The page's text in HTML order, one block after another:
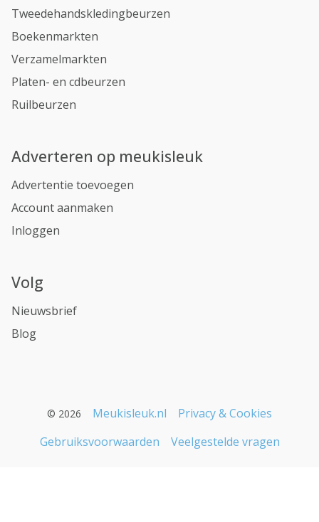
Tweedehandskledingbeurzen
Boekenmarkten
Verzamelmarkten
Platen- en cdbeurzen
Ruilbeurzen
Adverteren op meukisleuk
Advertentie toevoegen
Account aanmaken
Inloggen
Volg
Nieuwsbrief
Blog
© 2026 Meukisleuk.nl
Privacy & Cookies
Gebruiksvoorwaarden
Veelgestelde vragen